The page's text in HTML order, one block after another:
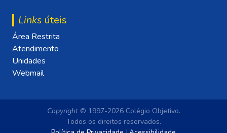
Links úteis
Área Restrita
Atendimento
Unidades
Webmail
Copyright© 1997-2026 Colégio Objetivo.
Todos os direitos reservados.